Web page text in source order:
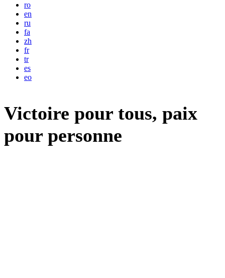
ro
en
ru
fa
zh
fr
tr
es
eo
Victoire pour tous, paix
pour personne